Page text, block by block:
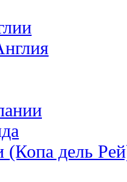
(Копа дель